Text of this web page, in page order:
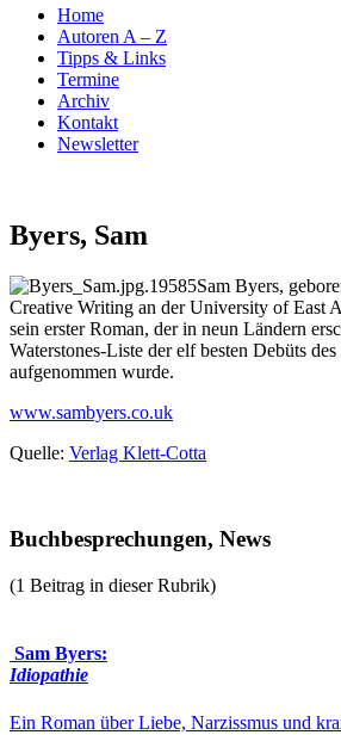
Home
Autoren A – Z
Tipps & Links
Termine
Archiv
Kontakt
Newsletter
Byers, Sam
Sam Byers,
Creative Writing an der University of East
sein erster Roman, der in neun Ländern
Waterstones-Liste der elf besten Debüts des
aufgenommen wurde.
www.sambyers.co.uk
Quelle: Verlag Klett-Cotta
Buchbesprechungen, News
(1 Beitrag in dieser Rubrik)
Sam Byers:
Idiopathie
Ein Roman über Liebe, Narzissmus und